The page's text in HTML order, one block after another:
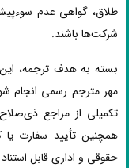
طلاق، گواهی عدم
شرکت‌ها باشند.
بسته به هدف ترجمه،
مهر مترجم رسمی انجام
تکمیلی از مراجع
همچنین تأیید سفارت یا
حقوقی و اداری قابل